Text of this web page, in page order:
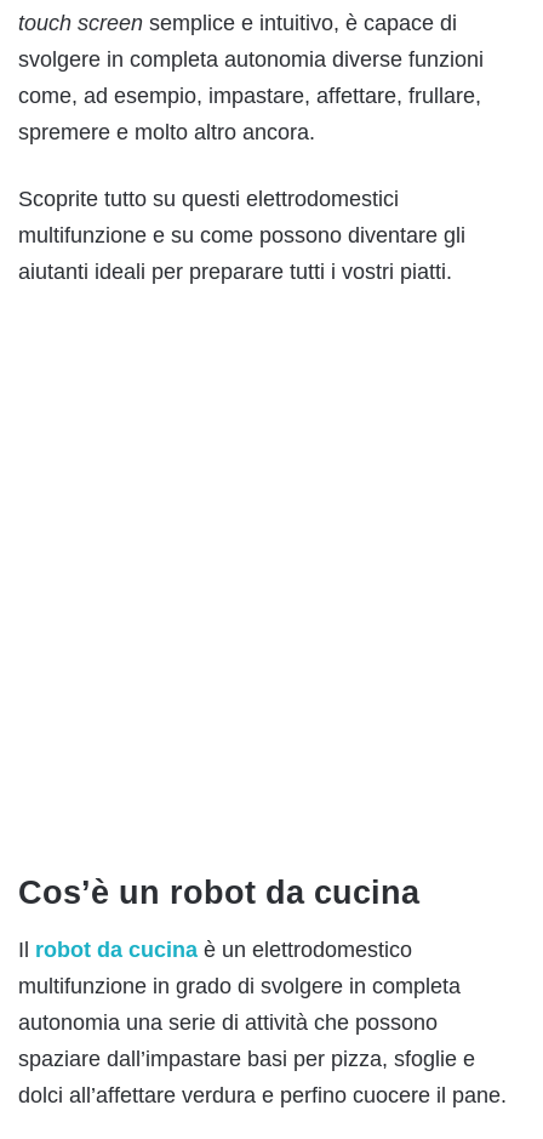
touch screen semplice e intuitivo, è capace di
svolgere in completa autonomia diverse funzioni
come, ad esempio, impastare, affettare, frullare,
spremere e molto altro ancora.
Scoprite tutto su questi elettrodomestici
multifunzione e su come possono diventare gli
aiutanti ideali per preparare tutti i vostri piatti.
Cos’è un robot da cucina
Il robot da cucina è un elettrodomestico
multifunzione in grado di svolgere in completa
autonomia una serie di attività che possono
spaziare dall’impastare basi per pizza, sfoglie e
dolci all’affettare verdura e perfino cuocere il pane.